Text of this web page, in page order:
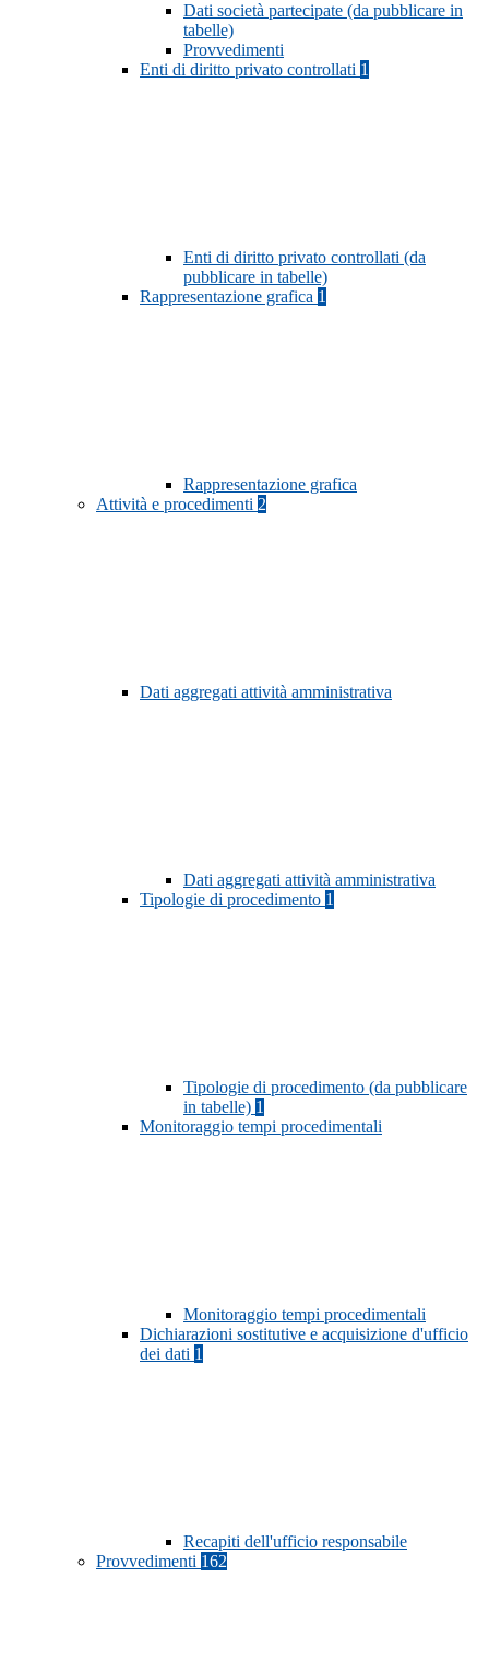
Dati società partecipate (da pubblicare in
tabelle)
Provvedimenti
Enti di diritto privato controllati 1
Enti di diritto privato controllati (da
pubblicare in tabelle)
Rappresentazione grafica 1
Rappresentazione grafica
Attività e procedimenti 2
Dati aggregati attività amministrativa
Dati aggregati attività amministrativa
Tipologie di procedimento 1
Tipologie di procedimento (da pubblicare
in tabelle) 1
Monitoraggio tempi procedimentali
Monitoraggio tempi procedimentali
Dichiarazioni sostitutive e acquisizione d'ufficio
dei dati 1
Recapiti dell'ufficio responsabile
Provvedimenti 162